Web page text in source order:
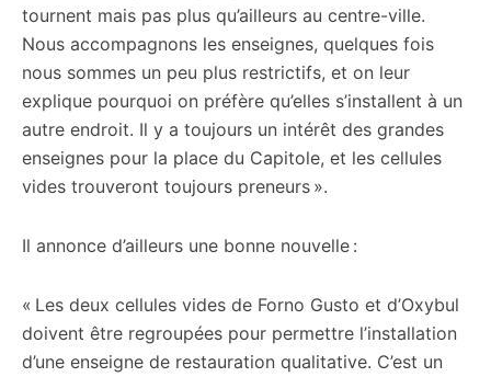
tournent mais pas plus qu’ailleurs au centre-ville.
Nous accompagnons les enseignes, quelques fois
nous sommes un peu plus restrictifs, et on leur
explique pourquoi on préfère qu’elles s’installent à un
autre endroit. Il y a toujours un intérêt des grandes
enseignes pour la place du Capitole, et les cellules
vides trouveront toujours preneurs ».
Il annonce d’ailleurs une bonne nouvelle :
« Les deux cellules vides de Forno Gusto et d’Oxybul
doivent être regroupées pour permettre l’installation
d’une enseigne de restauration qualitative. C’est un